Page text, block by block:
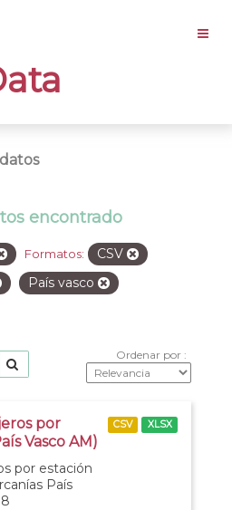
encontrado
Formatos: CSV
País vasco
Ordenar por
por
Vasco AM)
por estación
País
CSV XLSX